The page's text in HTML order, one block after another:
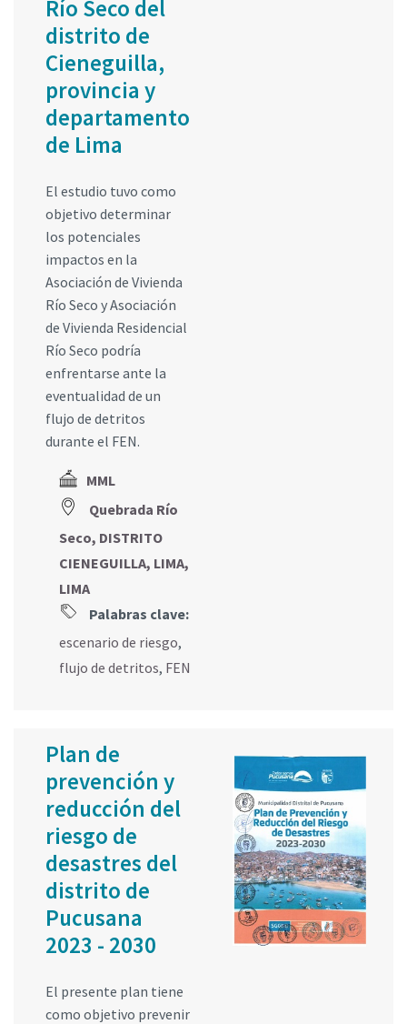
Río Seco del
distrito de
Cieneguilla,
provincia y
departamento
de Lima
El estudio tuvo como
objetivo determinar
los potenciales
impactos en la
Asociación de Vivienda
Río Seco y Asociación
de Vivienda Residencial
Río Seco podría
enfrentarse ante la
eventualidad de un
flujo de detritos
durante el FEN.
MML
Quebrada Río
Seco, DISTRITO
CIENEGUILLA, LIMA,
LIMA
Palabras clave:
escenario de riesgo,
flujo de detritos, FEN
Plan de
prevención y
reducción del
riesgo de
desastres del
distrito de
Pucusana
2023 - 2030
El presente plan tiene
como objetivo prevenir